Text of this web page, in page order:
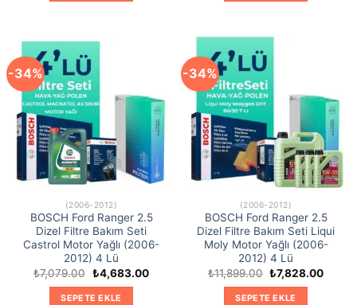
-34%
(2006-2012)
BOSCH Ford Ranger 2.5
Dizel Filtre Bakım Seti
Castrol Motor Yağlı (2006-
2012) 4 Lü
₺7,079.00 Orijinal
fiyat:
₺7,079.00.
₺4,683.00Şu
SEPETE EKLE
-34%
(2006-2012)
BOSCH Ford Ranger 2.5
Dizel Filtre Bakım Seti Liqui
Moly Motor Yağlı (2006-
2012) 4 Lü
₺11,899.00 Orijinal
fiyat:
₺11,899.00.
₺7,828.00Şu
SEPETE EKLE